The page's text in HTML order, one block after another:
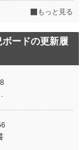
もっと見る
ードの更新履